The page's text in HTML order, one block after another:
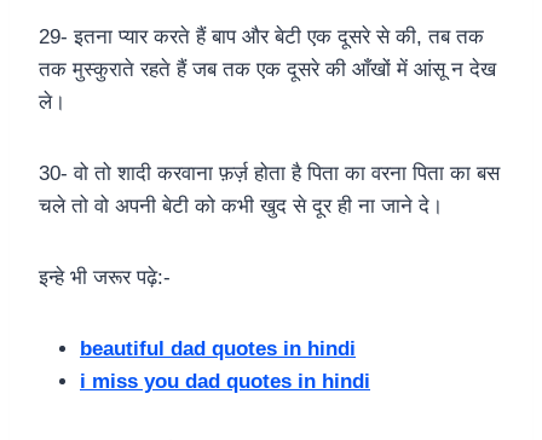
29- इतना प्यार करते हैं बाप और बेटी एक दूसरे से की, तब तक
तक मुस्कुराते रहते हैं जब तक एक दूसरे की आँखों में आंसू न देख
ले।
30- वो तो शादी करवाना फ़र्ज़ होता है पिता का वरना पिता का बस
चले तो वो अपनी बेटी को कभी खुद से दूर ही ना जाने दे।
इन्हे भी जरूर पढ़े:-
beautiful dad quotes in hindi
i miss you dad quotes in hindi